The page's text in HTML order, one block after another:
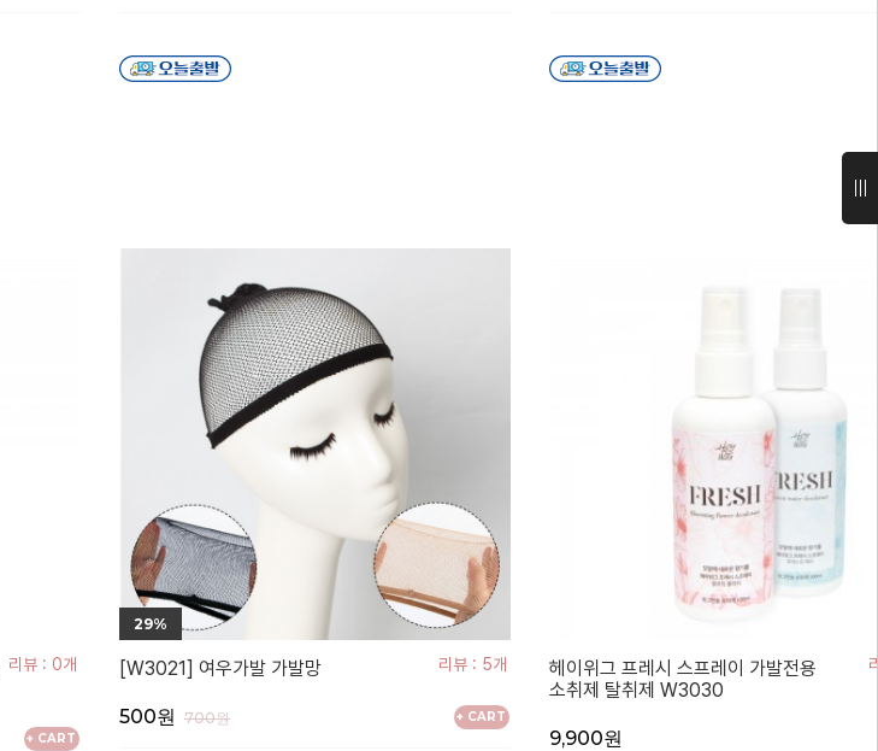
리뷰 : 0개
+ CART
29%
리뷰 : 5개
[W3021] 여우가발 가발망
500원 700원 + CART
헤이위그 프레시 스프레이 가발전용
소취제 탈취제 W3030
9,900원